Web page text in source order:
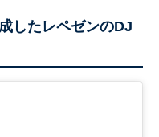
したレペゼンのDJ